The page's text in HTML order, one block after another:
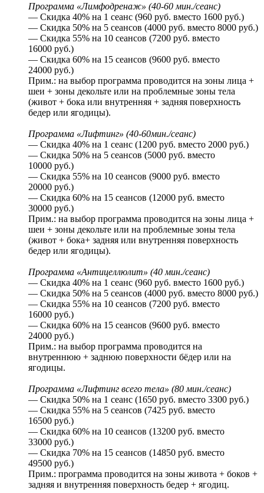
Программа «Лимфодренаж» (40-60 мин./сеанс)
— Скидка 40% на 1 сеанс (960 руб. вместо 1600 руб.)
— Скидка 50% на 5 сеансов (4000 руб. вместо 8000 руб.)
— Скидка 55% на 10 сеансов (7200 руб. вместо
16000 руб.)
— Скидка 60% на 15 сеансов (9600 руб. вместо
24000 руб.)
Прим.: на выбор программа проводится на зоны лица +
шеи + зоны декольте или на проблемные зоны тела
(живот + бока или внутренняя + задняя поверхность
бедер или ягодицы).
Программа «Лифтинг» (40-60мин./сеанс)
— Скидка 40% на 1 сеанс (1200 руб. вместо 2000 руб.)
— Скидка 50% на 5 сеансов (5000 руб. вместо
10000 руб.)
— Скидка 55% на 10 сеансов (9000 руб. вместо
20000 руб.)
— Скидка 60% на 15 сеансов (12000 руб. вместо
30000 руб.)
Прим.: на выбор программа проводится на зоны лица +
шеи + зоны декольте или на проблемные зоны тела
(живот + бока+ задняя или внутренняя поверхность
бедер или ягодицы).
Программа «Антицеллюлит» (40 мин./сеанс)
— Скидка 40% на 1 сеанс (960 руб. вместо 1600 руб.)
— Скидка 50% на 5 сеансов (4000 руб. вместо 8000 руб.)
— Скидка 55% на 10 сеансов (7200 руб. вместо
16000 руб.)
— Скидка 60% на 15 сеансов (9600 руб. вместо
24000 руб.)
Прим.: на выбор программа проводится на
внутреннюю + заднюю поверхности бёдер или на
ягодицы.
Программа «Лифтинг всего тела» (80 мин./сеанс)
— Скидка 50% на 1 сеанс (1650 руб. вместо 3300 руб.)
— Скидка 55% на 5 сеансов (7425 руб. вместо
16500 руб.)
— Скидка 60% на 10 сеансов (13200 руб. вместо
33000 руб.)
— Скидка 70% на 15 сеансов (14850 руб. вместо
49500 руб.)
Прим.: программа проводится на зоны живота + боков +
задняя и внутренняя поверхность бедер + ягодиц.